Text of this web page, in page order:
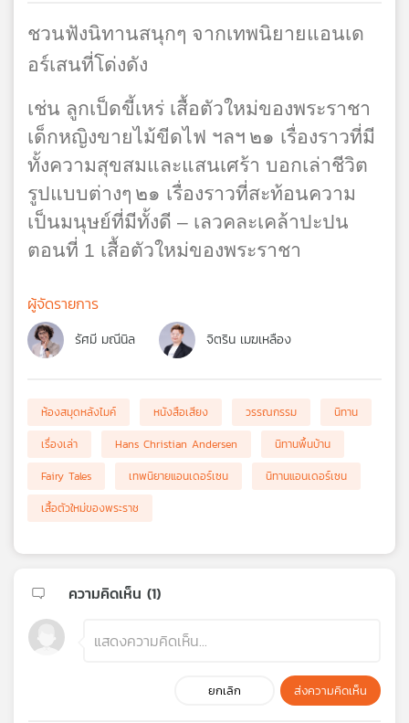
ชวนฟังนิทานสนุกๆ จากเทพนิยายแอนเด
อร์เสนที่โด่งดัง
เช่น ลูกเป็ดขี้เหร่ เสื้อตัวใหม่ของพระราชา
เด็กหญิงขายไม้ขีดไฟ ฯลฯ ๒๑ เรื่องราวที่มี
ทั้งความสุขสมและแสนเศร้า บอกเล่าชีวิต
รูปแบบต่างๆ ๒๑ เรื่องราวที่สะท้อนความ
เป็นมนุษย์ที่มีทั้งดี – เลวคละเคล้าปะปน
ตอนที่ 1 เสื้อตัวใหม่ของพระราชา
ผู้จัดรายการ
รัศมี มณีนิล จิตริน เมฆเหลือง
ห้องสมุดหลังไมค์ หนังสือเสียง วรรณกรรม
นิทาน
เรื่องเล่า
Hans Christian Andersen
นิทานพื้นบ้าน
Fairy Tales
เทพนิยายแอนเดอร์เซน
นิทานแอนเดอร์เซน
เสื้อตัวใหม่ของพระราช
ความคิดเห็น (1)
ยกเลิก ส่งความคิดเห็น